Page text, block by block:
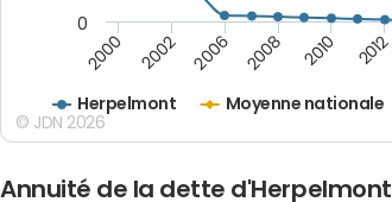
Herpelmont Moyenne nationale
2000 2002 2006 2008 2010 2012
0
© JDN 2026
Annuité de la dette d'Herpelmont